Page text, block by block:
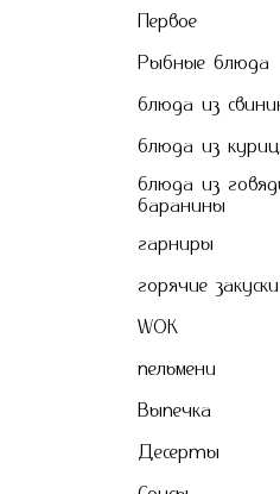
Первое
Рыбные блюда
блюда из
блюда из
блюда из
баранины
гарниры
горячие закуски
WOK
пельмени
Выпечкa
Десерты